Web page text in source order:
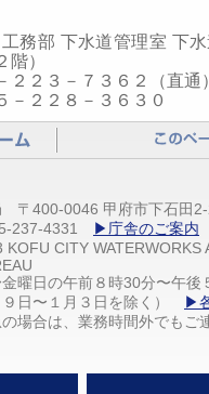
務部 下水道管理室 下
階）
２２３－７３６２（直通）
－２２８－３６３０
〒400-0046 甲府市下石田
237-4331
▶庁舎のご案内
CITY WATERWORKS
曜日の午前８時30分〜午後
９日〜１月３日を除く）
▶
場合は、業務時間外でもご